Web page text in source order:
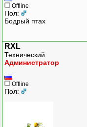
Offline
Пол:
Бодрый птах
RXL
Технический
Администратор
Offline
Пол: